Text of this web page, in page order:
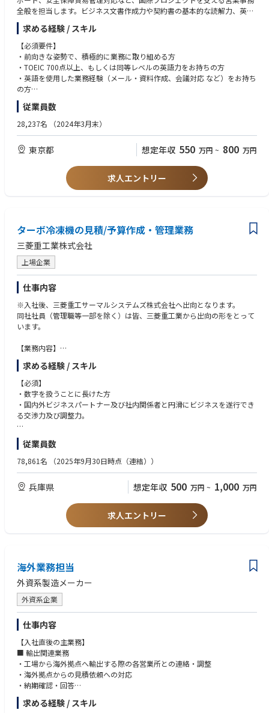
全般を担当します。ビジネス文書作成力や契約書の基本的な読解力、英語
力を生かしつつ、将来的には一部テーマ・案件を主体的に担当できるキャ
リア形成が可能です。
【業務内容】
IHIは、燃焼時にCO₂を排出しないクリーンな燃料として「アンモニア」に
着目し、アンモニアガスタービンの技術、製品および事業開発を推進して
ロジェクトの営業事務として、主に以下の業務を担当いただきます。
・契約・法務関連の事務（契約書・NDAの調製、社内手続き対応等）
・安全保障貿易管理に関わる各種事務手続き
・海外を含む共同開発パートナーとのコミュニケーションのサポート（議
・上記に付随する資料作成、データ管理、社内各部門との調整業務など
・正確さとスピードを両立し、コンプライアンス意識を持って丁寧に対応
できること
・社内外との円滑なコミュニケーションを通じて、変化に柔軟に対応でき
ること
【スキル・経験】
・日本語でのビジネス文書作成（議事録・報告書・メールなど）の経験
・契約書・NDAの内容を読み、基本的な事項を理解できる読解力
・Excel・PowerPoint・Wordを用いた資料作成・データ管理の実務経験
・共同開発パートナーとのコミュニケーションを支える営業事務の中核メ
ンバーとして、プロジェクト運営を支援
・将来的には、一部テーマ・案件を主体的に担当・推進する人財として活
躍いただくことを想定
【アピールポイント】
・CO₂を排出しないクリーン燃料「アンモニア」を用いた次世代ガスター
ビンという、国内外から注目される先端分野の新規事業に、企画段階から
・海外の共同開発パートナーとのやり取りや会議運営のサポート、契約・
ネスと法務・リスク管理」のスキルを幅広く身につけることができます。
・OJTをつうじてエネルギー業界・契約業務・安全保障貿易管理などを実
務で学びながら成長できるポジションであり、将来的なキャリアの広がり
・平均残業時間：10~20時間／月程度
ート勤務も可能
・出張：有（年間5~6回程度、国内および海外）
求める経験 / スキル
【必須要件】
・前向きな姿勢で、積極的に業務に取り組める方
・TOEIC 700点以上、もしくは同等レベルの英語力をお持ちの方
・英語を使用した業務経験（メール・資料作成、会議対応 など）をお持ち
の方
・営業、契約管理、プロジェクト管理、いずれかの実務経験をお持ちの方
【歓迎要件】
・営業と契約管理双方の実務経験をお持ちの方
従業員数
28,237名 （2024年3月末）
東京都 想定年収 550 万円 ~ 800 万円
求人エントリー
ターボ冷凍機の見積/予算作成・管理業務
三菱重工業株式会社
上場企業
仕事内容
※入社後、三菱重工サーマルシステムズ株式会社へ出向となります。
同社社員（管理職等一部を除く）は皆、三菱重工業から出向の形をとって
います。
【業務内容】
ターボ冷凍機の見積・予算管理業務を通じてプロジェクトを動かし、コス
ト管理者として引合から納入までご担当いただきます。
本ポジションは、見積及び予算作成とその管理を通してコスト面から冷凍
機の構造を理解でき、他業務でも大いに活かせる原価計算知識が習得でき
ます。大型プロジェクトをはじめとした関係者との調整、原価分析を通
じ、適正な利益を得ながら世界で戦っていける冷凍機のコストベースを整
える役割となります。
・冷凍機本体/プラント工事の引合案件 見積作成
・冷凍機本体/プラント工事の受注案件 予算書発行、予算管理
・大型案件のコスト状況取り纏め
【魅力】
を世界中へ販売する事で、自分達の事業領域を拡げると共に、環境貢献も
実感できます。
【働き方】
プロジェクト管理グループは元営業部の工場営業、元技術部のコスト管理
と2つのチームが合わさり、工場の顔として製造部に新設された総勢13名
のグループです。
事業急拡大に伴い比較的最近に加わったメンバーが多い為、新しい方もす
んなりと馴染みやすい職場です。プロジェクト管理や各種業務を行う上で
のスキルアップとして研修受講を推奨しています。
関係部門連携が重要なため基本的には出社勤務となりますが、個々の事情
に応じてフレックスタイム制度や在宅勤務も活用可能です。
求める経験 / スキル
【必須】
・数字を扱うことに長けた方
・国内外ビジネスパートナー及び社内関係者と円滑にビジネスを遂行でき
る交渉力及び調整力。
＊事務系/技術系出身問わずご活躍いただけます。
【尚可】
・チームワーク、コミュニケーション能力を有する方
・誠実さ、熱意、問題解決力を有する方
従業員数
78,861名 （2025年9月30日時点（連結））
兵庫県 想定年収 500 万円 ~ 1,000 万円
求人エントリー
海外業務担当
外資系製造メーカー
外資系企業
仕事内容
【入社直後の主業務】
■ 輸出関連業務
・工場から海外拠点へ輸出する際の各営業所との連絡・調整
・海外拠点からの見積依頼への対応
・納期確認・回答
・技術仕様の確認および技術部門への確認依頼
・輸出案件に関する社内調整業務
求める経験 / スキル